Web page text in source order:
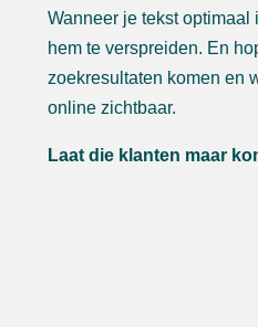
Wanneer je tekst optimaal
hem te verspreiden. En
zoekresultaten komen en
online zichtbaar.
Laat die klanten maar